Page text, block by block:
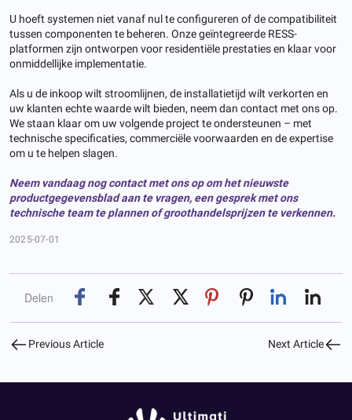
U hoeft systemen niet vanaf nul te configureren of de compatibiliteit
tussen componenten te beheren. Onze geïntegreerde RESS-
platformen zijn ontworpen voor residentiële prestaties en klaar voor
onmiddellijke implementatie.
Als u de inkoop wilt stroomlijnen, de installatietijd wilt verkorten en
uw klanten echte waarde wilt bieden, neem dan contact met ons op.
We staan klaar om uw volgende project te ondersteunen – met
technische specificaties, commerciële voorwaarden en de expertise
om u te helpen slagen.
Neem vandaag nog contact met ons op om het nieuwste
productgegevensblad aan te vragen, een gesprek met ons
technische team te plannen of groothandelsprijzen te verkennen.
2025-07-01
Delen
Previous Article Next Article